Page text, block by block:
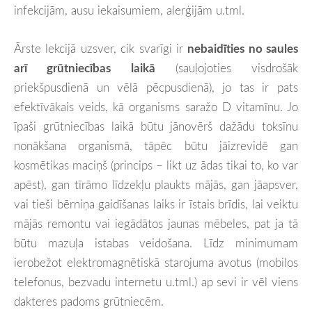
infekcijām, ausu iekaisumiem, alerģijām u.tml.
Ārste lekcijā uzsver, cik svarīgi ir nebaidīties no saules
arī grūtniecības laikā (sauļojoties visdrošāk
priekšpusdienā un vēlā pēcpusdienā), jo tas ir pats
efektīvākais veids, kā organisms saražo D vitamīnu. Jo
īpaši grūtniecības laikā būtu jānovērš dažādu toksīnu
nonākšana organismā, tāpēc būtu jāizrevidē gan
kosmētikas maciņš (princips – likt uz ādas tikai to, ko var
apēst), gan tīrāmo līdzekļu plaukts mājās, gan jāapsver,
vai tieši bērniņa gaidīšanas laiks ir īstais brīdis, lai veiktu
mājās remontu vai iegādātos jaunas mēbeles, pat ja tā
būtu mazuļa istabas veidošana. Līdz minimumam
ierobežot elektromagnētiskā starojuma avotus (mobilos
telefonus, bezvadu internetu u.tml.) ap sevi ir vēl viens
dakteres padoms grūtniecēm.